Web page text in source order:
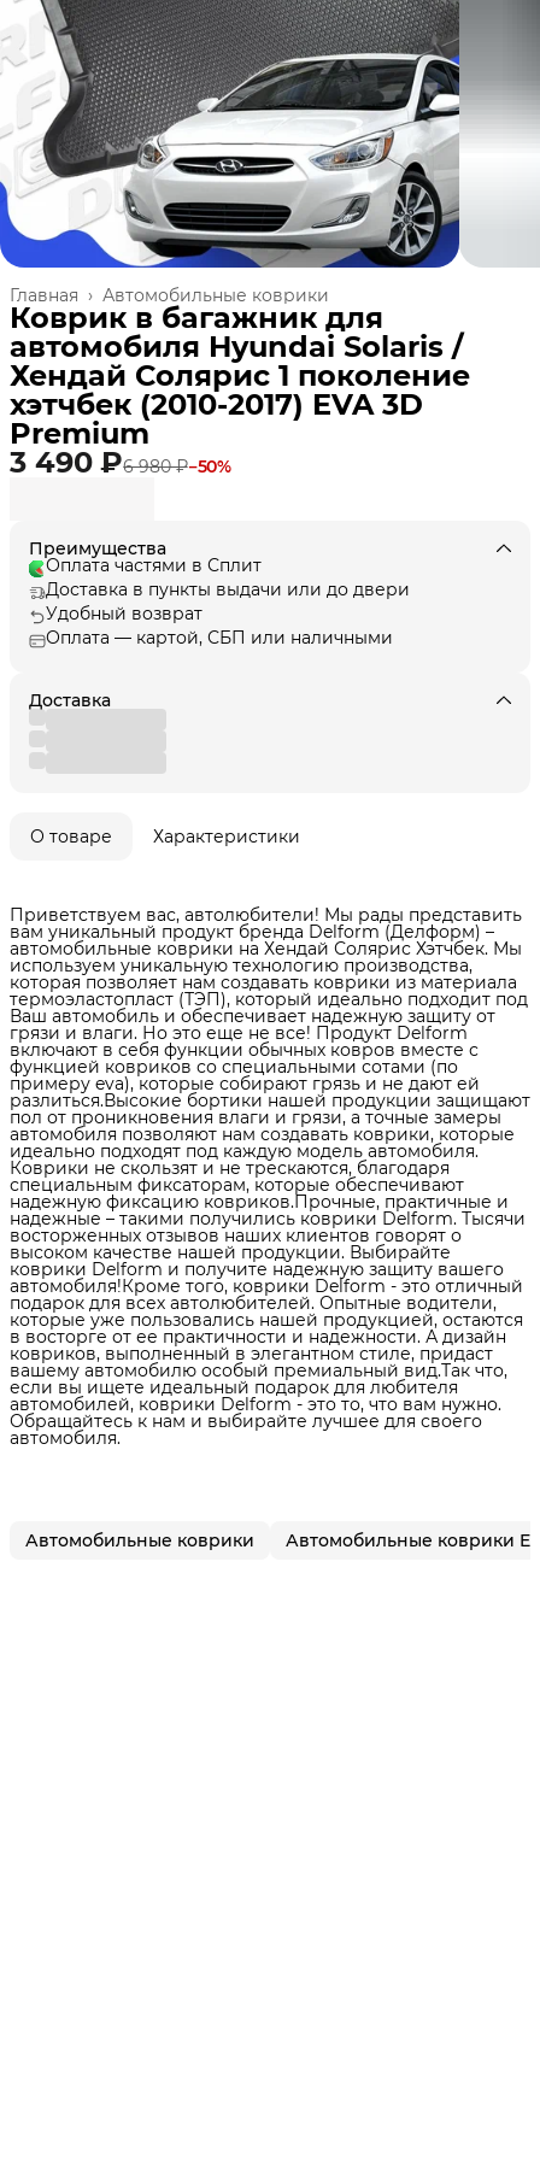
Автомобильные коврики
Главная ›
Коврик в багажник для
автомобиля Hyundai Solaris /
Хендай Солярис 1 поколение
хэтчбек (2010-2017) EVA 3D
Premium
3 490 ₽6 980 ₽−50%
Преимущества
Оплата частями в Сплит
Доставка в пункты выдачи или до двери
Удобный возврат
Оплата — картой, СБП или наличными
Доставка
О товаре Характеристики
Приветствуем вас, автолюбители! Мы рады представить
вам уникальный продукт бренда Delform (Делформ) –
автомобильные коврики на Хендай Солярис Хэтчбек. Мы
используем уникальную технологию производства,
которая позволяет нам создавать коврики из материала
термоэластопласт (ТЭП), который идеально подходит под
Ваш автомобиль и обеспечивает надежную защиту от
грязи и влаги. Но это еще не все! Продукт Delform
включают в себя функции обычных ковров вместе с
функцией ковриков со специальными сотами (по
примеру eva), которые собирают грязь и не дают ей
разлиться.Высокие бортики нашей продукции защищают
пол от проникновения влаги и грязи, а точные замеры
автомобиля позволяют нам создавать коврики, которые
идеально подходят под каждую модель автомобиля.
Коврики не скользят и не трескаются, благодаря
специальным фиксаторам, которые обеспечивают
надежную фиксацию ковриков.Прочные, практичные и
надежные – такими получились коврики Delform. Тысячи
восторженных отзывов наших клиентов говорят о
высоком качестве нашей продукции. Выбирайте
коврики Delform и получите надежную защиту вашего
автомобиля!Кроме того, коврики Delform - это отличный
подарок для всех автолюбителей. Опытные водители,
которые уже пользовались нашей продукцией, остаются
в восторге от ее практичности и надежности. А дизайн
ковриков, выполненный в элегантном стиле, придаст
вашему автомобилю особый премиальный вид.Так что,
если вы ищете идеальный подарок для любителя
автомобилей, коврики Delform - это то, что вам нужно.
Обращайтесь к нам и выбирайте лучшее для своего
автомобиля.
Автомобильные коврики Автомобильные коврики